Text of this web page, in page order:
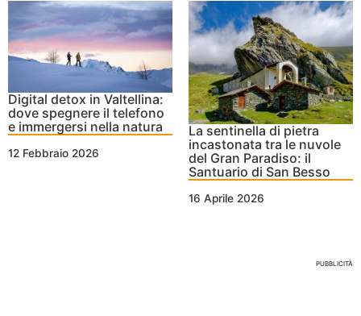
Digital detox in Valtellina:
dove spegnere il telefono
e immergersi nella natura
12 Febbraio 2026
La sentinella di pietra
incastonata tra le nuvole
del Gran Paradiso: il
Santuario di San Besso
16 Aprile 2026
PUBBLICITÀ